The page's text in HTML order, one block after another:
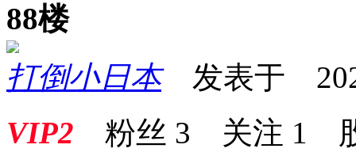
88楼
打倒小日本发表于
VIP2 粉丝 3 关注 1